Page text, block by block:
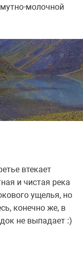
молочной
втекает
и чистая река
ущелья, но
конечно же, в
не выпадает :)